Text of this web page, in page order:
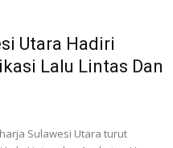
Utara Hadiri
Lalu Lintas Dan
Sulawesi Utara turut